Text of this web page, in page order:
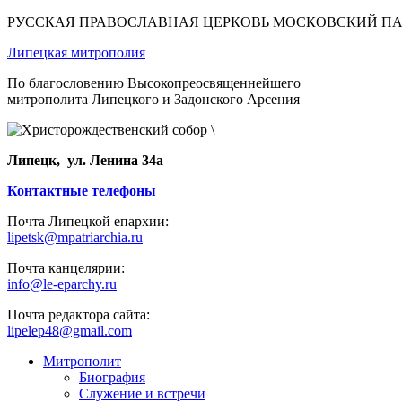
РУССКАЯ ПРАВОСЛАВНАЯ ЦЕРКОВЬ МОСКОВСКИЙ
Липецкая митрополия
По благословению Высокопреосвященнейшего
митрополита Липецкого и Задонского Арсения
Липецк, ул. Ленина 34а
Контактные телефоны
Почта Липецкой епархии:
lipetsk@mpatriarchia.ru
Почта канцелярии:
info@le-eparchy.ru
Почта редактора сайта:
lipelep48@gmail.com
Митрополит
Биография
Служение и встречи